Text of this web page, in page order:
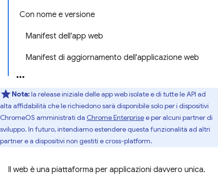
Con nome e versione
Manifest dell'app web
Manifest di aggiornamento dell'applicazione web
Nota:la release iniziale delle app web isolate e di tutte le API ad
alta affidabilità che le richiedono sarà disponibile solo per i dispositivi
ChromeOS amministrati da Chrome Enterprisee per alcuni partner di
sviluppo. In futuro, intendiamo estendere questa funzionalità ad altri
partner e a dispositivi non gestiti e cross-platform.
Il web è una piattaforma per applicazioni davvero unica.